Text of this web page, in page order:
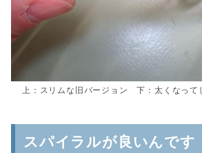
上：スリムな旧バージョン 下：太くなって
スパイラルが良いんです